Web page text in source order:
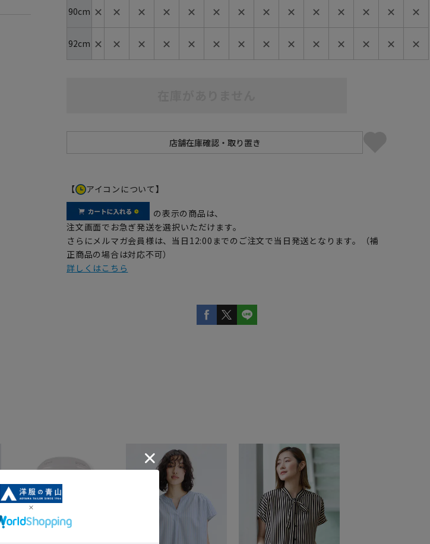
4L47cm/84cm 5L49cm/84cm
90cm ✕ ✕ ✕ ✕ ✕ ✕ ✕ ✕ ✕ ✕ ✕ ✕ ✕ ✕
92cm ✕ ✕ ✕ ✕ ✕ ✕ ✕ ✕ ✕ ✕ ✕ ✕ ✕ ✕
【 アイコンについて】
の表示の商品は、
注文画面でお急ぎ発送を選択いただけます。
さらにメルマガ会員様は、当日12:00までのご注文で当日発送となります。（補
正商品の場合は対応不可）
詳しくはこちら